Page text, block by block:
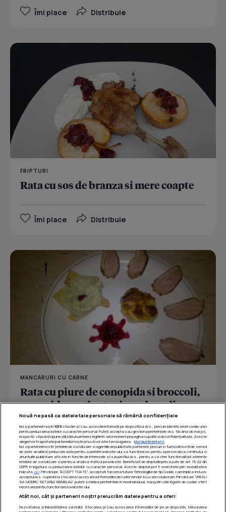
Îmi place Distribuie
FRIPTURI
Rata cu sos de branza si mere coapte
Îmi place Distribuie
MANCARURI CU CARNE
Rata cu piure de conopida si broccoli,
conopida gratinata si sos de rodie
Îmi place Distribuie
Nouă ne pasă ca datele tale personale să rămână confidențiale
Noi și partenerii noștri 1019stocăm și/sau accesăm informații pe dispozitivul dvs., precum identificatorii cookie unici
pentru prelucrarea datelor cu caracter personal. Puteți accepta sau gestiona preferințele dvs. făcând clic mai jos,
respectiv vă puteți opune utilizării unui interes legitim în orice moment pe pagina cu politica de confidențialitate. Aceste
alegeri vor fi raportate partenerilor noștri și nu vă vor afecta navigarea.
Mai multe detalii
Noi si partenerii nostri (retelele de socializare si agentiile de publicitate partenere, precum si furnizorii nostri de servicii
de date analitice) prelucram date pentru a permite website-ului sa functioneze, pentru a personaliza continutul si
anunturile publicitare afisate in functie de interesele si/sau profilul dvs., pentru a va oferi functionalitati aferente
retelelor de socializare si pentru a analiza traficul pe website. Beneficiati de drepturile prevazute de art. 15-22 din
GDPR in legatura cu prelucrarea datelor cu caracter personal. Aceste drepturi pot fi exercitate prin modalitatea
indicata aici. Prin click pe “ACCEPT TOATE”, acceptati folosirea tuturor Tehnologiilor de tip Cookie, care implica inclusiv
acceptul dvs. cu privire la stocarea/accesarea informatiilor de catre Vendor-ii cu care colaboram. Prin click pe “VREAU
SA MODIFIC SETARILE INDIVIDUAL” puteti schimba preferintele in mod individual, mai putin cele legate de cookie strict
necesare pentru functionarea website-ului.
Atât noi, cât și partenerii noștri prelucrăm datele pentru a oferi:
Dezvoltarea și îmbunătățirea serviciilor. Stocarea și/sau accesarea informațiilor de pe un dispozitiv. Măsurarea